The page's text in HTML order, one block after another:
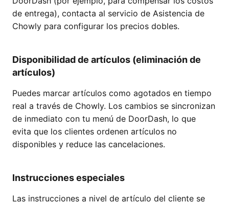
de entrega), contacta al servicio de Asistencia de
Chowly para configurar los precios dobles.
Disponibilidad de artículos (eliminación de
artículos)
Puedes marcar artículos como agotados en tiempo
real a través de Chowly. Los cambios se sincronizan
de inmediato con tu menú de DoorDash, lo que
evita que los clientes ordenen artículos no
disponibles y reduce las cancelaciones.
Instrucciones especiales
Las instrucciones a nivel de artículo del cliente se